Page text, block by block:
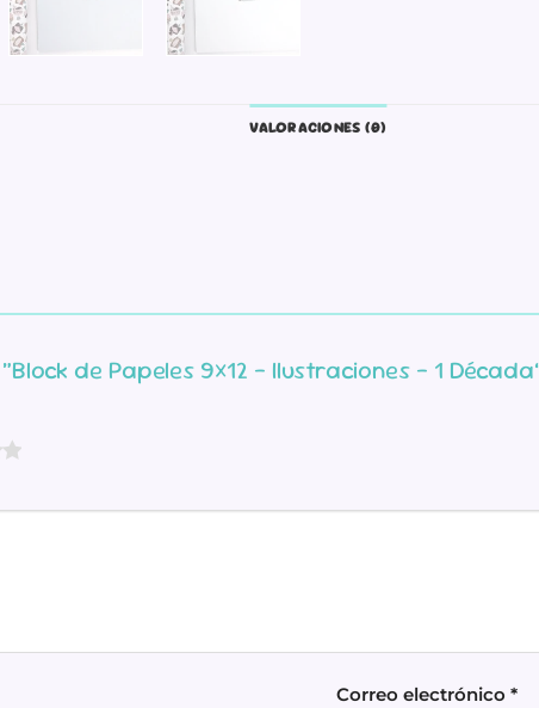
VALORACIONES (0)
de Papeles 9×12 – Ilustraciones – 1
Correo electrónico *